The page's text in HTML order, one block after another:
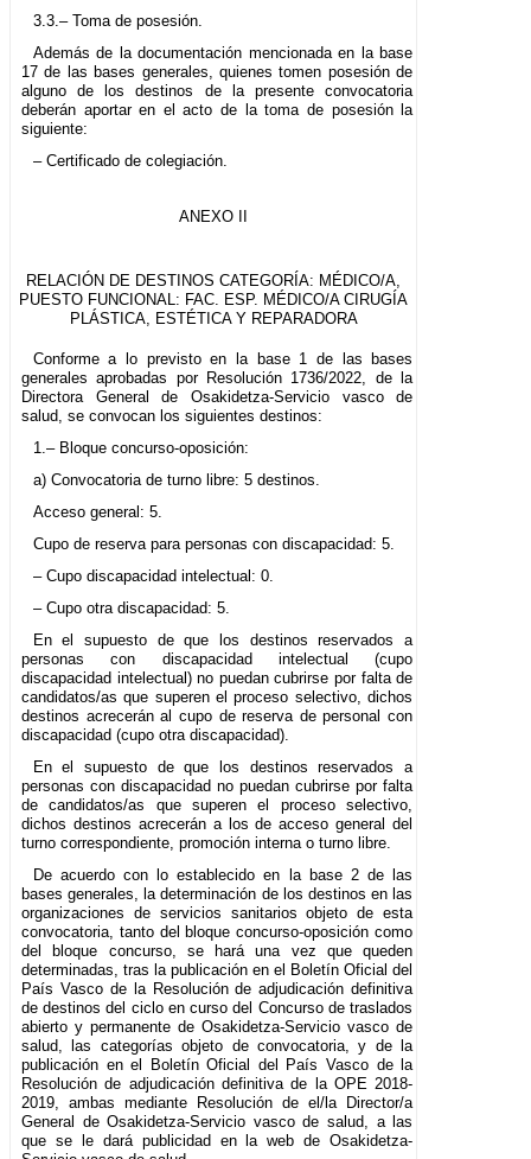
3.3.– Toma de posesión.
Además de la documentación mencionada en la base
17 de las bases generales, quienes tomen posesión de
alguno de los destinos de la presente convocatoria
deberán aportar en el acto de la toma de posesión la
siguiente:
– Certificado de colegiación.
ANEXO II
RELACIÓN DE DESTINOS CATEGORÍA: MÉDICO/A,
PUESTO FUNCIONAL: FAC. ESP. MÉDICO/A CIRUGÍA
PLÁSTICA, ESTÉTICA Y REPARADORA
Conforme a lo previsto en la base 1 de las bases
generales aprobadas por Resolución 1736/2022, de la
Directora General de Osakidetza-Servicio vasco de
salud, se convocan los siguientes destinos:
1.– Bloque concurso-oposición:
a) Convocatoria de turno libre: 5 destinos.
Acceso general: 5.
Cupo de reserva para personas con discapacidad: 5.
– Cupo discapacidad intelectual: 0.
– Cupo otra discapacidad: 5.
En el supuesto de que los destinos reservados a
personas con discapacidad intelectual (cupo
discapacidad intelectual) no puedan cubrirse por falta de
candidatos/as que superen el proceso selectivo, dichos
destinos acrecerán al cupo de reserva de personal con
discapacidad (cupo otra discapacidad).
En el supuesto de que los destinos reservados a
personas con discapacidad no puedan cubrirse por falta
de candidatos/as que superen el proceso selectivo,
dichos destinos acrecerán a los de acceso general del
turno correspondiente, promoción interna o turno libre.
De acuerdo con lo establecido en la base 2 de las
bases generales, la determinación de los destinos en las
organizaciones de servicios sanitarios objeto de esta
convocatoria, tanto del bloque concurso-oposición como
del bloque concurso, se hará una vez que queden
determinadas, tras la publicación en el Boletín Oficial del
País Vasco de la Resolución de adjudicación definitiva
de destinos del ciclo en curso del Concurso de traslados
abierto y permanente de Osakidetza-Servicio vasco de
salud, las categorías objeto de convocatoria, y de la
publicación en el Boletín Oficial del País Vasco de la
Resolución de adjudicación definitiva de la OPE 2018-
2019, ambas mediante Resolución de el/la Director/a
General de Osakidetza-Servicio vasco de salud, a las
que se le dará publicidad en la web de Osakidetza-